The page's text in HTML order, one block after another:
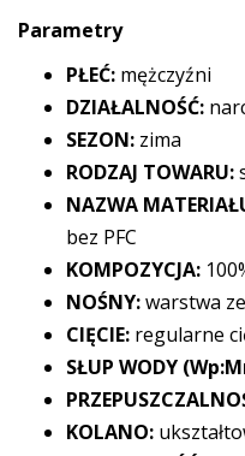
Parametry
PŁEĆ: mężczyźni
DZIAŁALNOŚĆ:
SEZON: zima
RODZAJ TOWARU:
NAZWA
bez PFC
KOMPOZYCJA:
NOŚNY:warstwa
CIĘCIE: regularne
SŁUP WODY
KOLANO: